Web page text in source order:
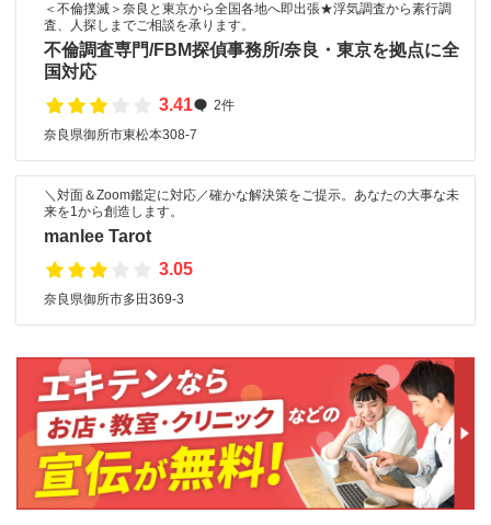
＜不倫撲滅＞奈良と東京から全国各地へ即出張★浮気調査から素行調
査、人探しまでご相談を承ります。
不倫調査専門/FBM探偵事務所/奈良・東京を拠点に全
国対応
3.41
2件
奈良県御所市東松本308-7
＼対面＆Zoom鑑定に対応／確かな解決策をご提示。あなたの大事な未
来を1から創造します。
manlee Tarot
3.05
奈良県御所市多田369-3